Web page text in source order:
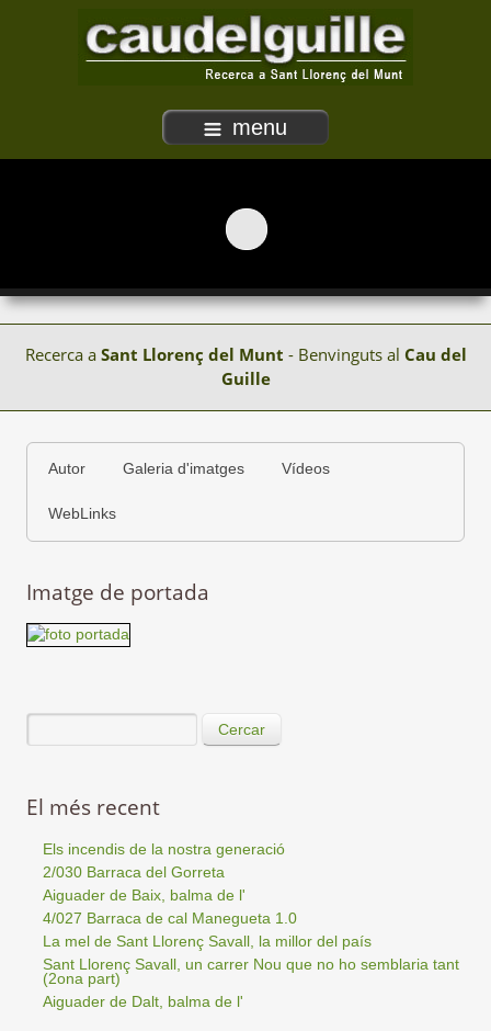
menu
Recerca a Sant Llorenç del Munt - Benvinguts al Cau del
Guille
Autor Galeria d'imatges Vídeos
WebLinks
Imatge de portada
Cercar
El més recent
Els incendis de la nostra generació
2/030 Barraca del Gorreta
Aiguader de Baix, balma de l'
4/027 Barraca de cal Manegueta 1.0
La mel de Sant Llorenç Savall, la millor del país
Sant Llorenç Savall, un carrer Nou que no ho semblaria tant
(2ona part)
Aiguader de Dalt, balma de l'